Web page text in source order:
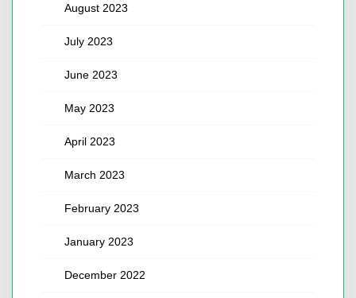
August 2023
July 2023
June 2023
May 2023
April 2023
March 2023
February 2023
January 2023
December 2022